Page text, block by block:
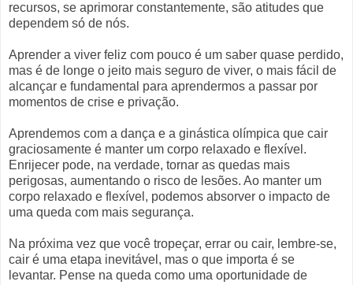
recursos, se aprimorar constantemente, são atitudes que
dependem só de nós.
Aprender a viver feliz com pouco é um saber quase perdido,
mas é de longe o jeito mais seguro de viver, o mais fácil de
alcançar e fundamental para aprendermos a passar por
momentos de crise e privação.
Aprendemos com a dança e a ginástica olímpica que cair
graciosamente é manter um corpo relaxado e flexível.
Enrijecer pode, na verdade, tornar as quedas mais
perigosas, aumentando o risco de lesões. Ao manter um
corpo relaxado e flexível, podemos absorver o impacto de
uma queda com mais segurança.
Na próxima vez que você tropeçar, errar ou cair, lembre-se,
cair é uma etapa inevitável, mas o que importa é se
levantar. Pense na queda como uma oportunidade de